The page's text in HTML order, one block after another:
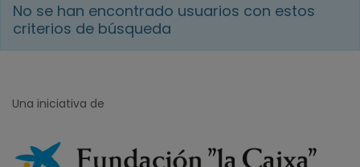
No se han encontrado usuarios con estos
criterios de búsqueda
Una iniciativa de